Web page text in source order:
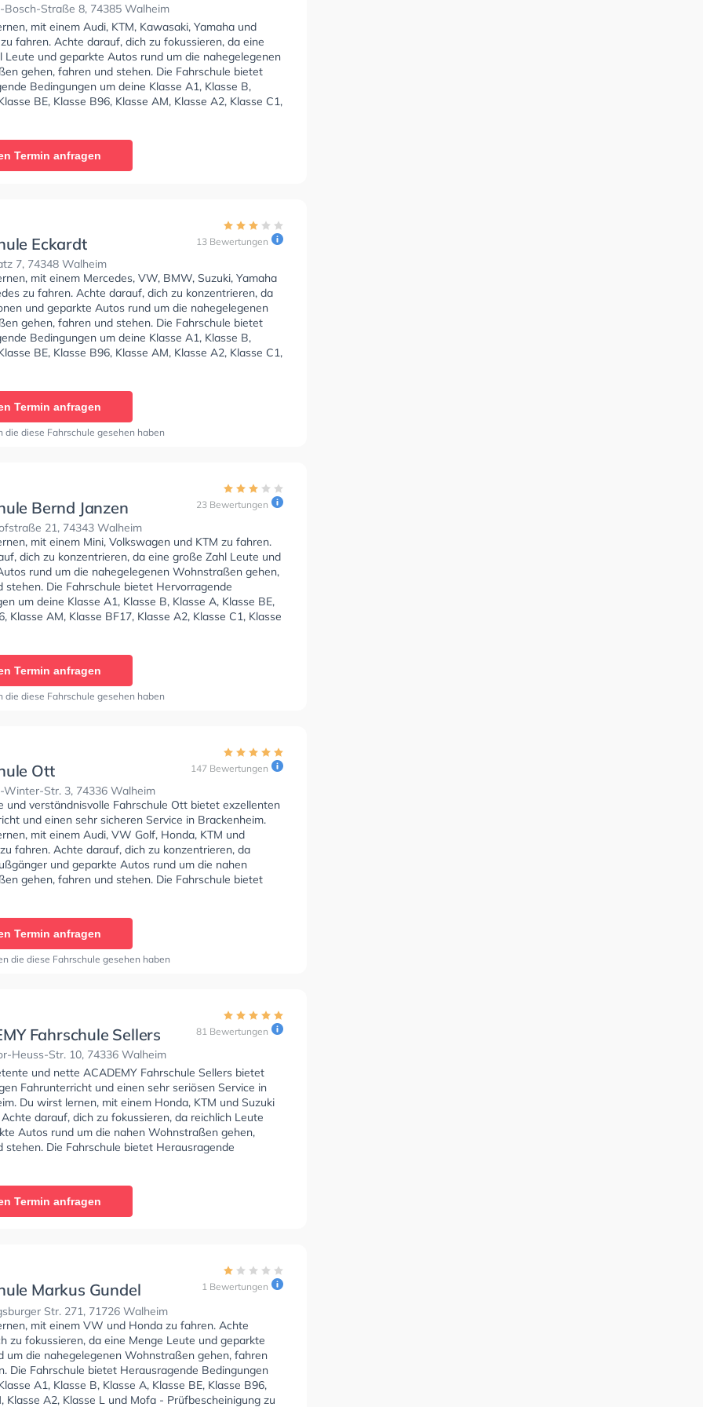
Bosch-Straße 8, 74385 Walheim
mit einem Audi, KTM, Kawasaki, Yamaha und
fahren. Achte darauf, dich zu fokussieren, da eine
Leute und geparkte Autos rund um die nahegelegenen
gehen, fahren und stehen. Die Fahrschule bietet
Bedingungen um deine Klasse A1, Klasse B,
BE, Klasse B96, Klasse AM, Klasse A2, Klasse C1,
Klasse C, Klasse CE, Klasse L, Klasse T und Mofa -
Termin online anfragen.
Termin anfragen
Eckardt
7, 74348 Walheim
13 Bewertungen
mit einem Mercedes, VW, BMW, Suzuki, Yamaha
zu fahren. Achte darauf, dich zu konzentrieren, da
und geparkte Autos rund um die nahegelegenen
gehen, fahren und stehen. Die Fahrschule bietet
Bedingungen um deine Klasse A1, Klasse B,
BE, Klasse B96, Klasse AM, Klasse A2, Klasse C1,
Klasse C, Klasse CE, Klasse D1, Klasse DE1, Klasse D,
theorie tests am PC zu absolvieren, um dich gut auf
Prüfung. In der Fahrschule Eckardt Sie können
online anfragen.
Termin anfragen
die diese Fahrschule gesehen haben
Bernd Janzen
21, 74343 Walheim
23 Bewertungen
mit einem Mini, Volkswagen und KTM zu fahren.
dich zu konzentrieren, da eine große Zahl Leute und
rund um die nahegelegenen Wohnstraßen gehen,
stehen. Die Fahrschule bietet Hervorragende
um deine Klasse A1, Klasse B, Klasse A, Klasse BE,
Klasse AM, Klasse BF17, Klasse A2, Klasse C1, Klasse
C, Klasse CE, Klasse D1, Klasse DE1, Klasse D, Klasse
Termin anfragen
die diese Fahrschule gesehen haben
Ott
Winter-Str. 3, 74336 Walheim
147 Bewertungen
und verständnisvolle Fahrschule Ott bietet exzellenten
und einen sehr sicheren Service in Brackenheim.
mit einem Audi, VW Golf, Honda, KTM und
fahren. Achte darauf, dich zu konzentrieren, da
und geparkte Autos rund um die nahen
gehen, fahren und stehen. Die Fahrschule bietet
um deine Klasse A1, Klasse B, Klasse A,
- Prüfbescheinigung zu erhalten. Letzte Bewertung:
Timo ganz besonders das er mich so schnell wie
die fahrprüfung gebracht hat!! Ich habe mich immer
und er war immer ein sehr ruhiger und geduldiger
Termin anfragen
die diese Fahrschule gesehen haben
Fahrschule Sellers
Heuss-Str. 10, 74336 Walheim
81 Bewertungen
und nette ACADEMY Fahrschule Sellers bietet
Fahrunterricht und einen sehr seriösen Service in
Du wirst lernen, mit einem Honda, KTM und Suzuki
darauf, dich zu fokussieren, da reichlich Leute
Autos rund um die nahen Wohnstraßen gehen,
stehen. Die Fahrschule bietet Herausragende
um deine Klasse A1, Klasse B, Klasse A, Klasse BE,
CE, Klasse D1, Klasse DE1, Klasse D, Klasse DE,
T und Mofa - Prüfbescheinigung zu erhalten. Wir
dir auch online-theorie tests am PC zu absolvieren, um
"Super Fahrschule, ich war bei Pedro und habe
super Zeit gehabt. Er ist mehr als nur ein guter
er unterstützt einen durch und durch, nimmt sich viel
(Prüfungsvorbereitung, Fahrtermine, deine Fragen,
dass man zackig durch die Prüfung kommt. Ich
Prüfungsangst und er hat mir so sehr geholfen.
Prüfung bestanden und das auch nur weil Pedro mich
Pedro ist super lieb und zuvorkommend,
und will nur dein Bestes. Ich bin 23, weiblich
super wohl gefühlt, mir war wichtig, dass ich nicht
Termin anfragen
Markus Gundel
Str. 271, 71726 Walheim
1 Bewertungen
mit einem VW und Honda zu fahren. Achte
zu fokussieren, da eine Menge Leute und geparkte
um die nahegelegenen Wohnstraßen gehen, fahren
Die Fahrschule bietet Herausragende Bedingungen
A1, Klasse B, Klasse A, Klasse BE, Klasse B96,
Klasse A2, Klasse L und Mofa - Prüfbescheinigung zu